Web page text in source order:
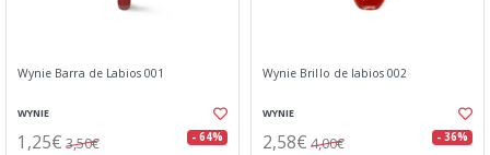
Wynie Barra de Labios 001
WYNIE
1,25€ 3,50€ - 64%
Wynie Brillo de labios 002
WYNIE
2,58€ 4,00€ - 36%